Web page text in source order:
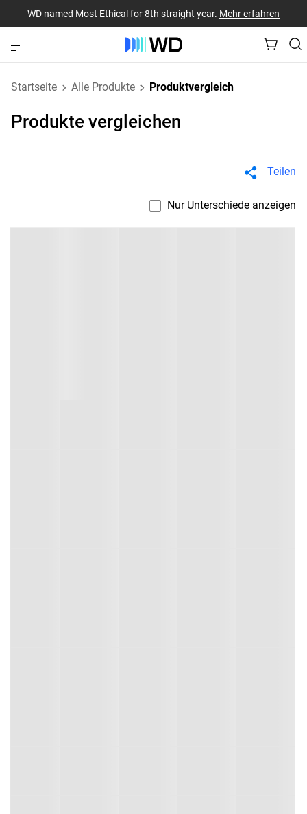
WD named Most Ethical for 8th straight year. Mehr erfahren
Startseite Alle Produkte Produktvergleich
Produkte vergleichen
Teilen
Nur Unterschiede anzeigen